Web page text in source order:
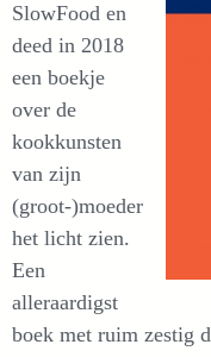
SlowFood en
deed in 2018
een boekje
over de
kookkunsten
van zijn
(groot-)moeder
het licht zien.
Een
alleraardigst
boek met ruim zestig